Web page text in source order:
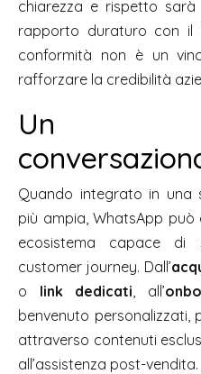
chiarezza e rispetto
rapporto duraturo con il
conformità non è un
rafforzare la credibilità
Un
Quando integrato in una
più ampia, WhatsApp
ecosistema capace di
customer journey. Dall’
o link dedicati, all’
benvenuto personalizzati,
attraverso contenuti
all’assistenza post-vendita.